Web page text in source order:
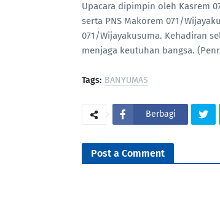
‎Upacara dipimpin oleh Kasrem
serta PNS Makorem 071/
071/Wijayakusuma. Kehadiran
menjaga keutuhan bangsa.
Tags: BANYUMAS
Berbagi
Post a Comment